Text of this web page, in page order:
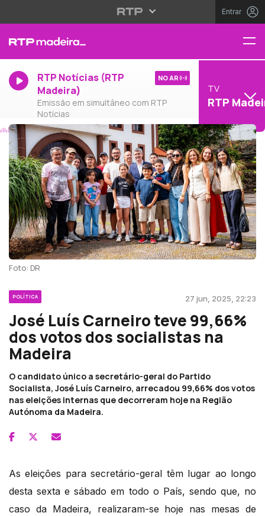
Entrar
RTP Notícias (RTP
Madeira)
Emissão em simultâneo com RTP
Notícias
NO AR
TV
RTP
Foto: DR
POLÍTICA 27 jun, 2025, 22:23
José Luís Carneiro teve 99,66%
dos votos dos socialistas na
Madeira
O candidato único a secretário-geral do Partido
Socialista, José Luís Carneiro, arrecadou 99,66% dos votos
nas eleições internas que decorreram hoje na Região
Autónoma da Madeira.
As eleições para secretário-geral têm lugar ao longo
desta sexta e sábado em todo o País, sendo que, no
caso da Madeira, realizaram-se hoje nas mesas de